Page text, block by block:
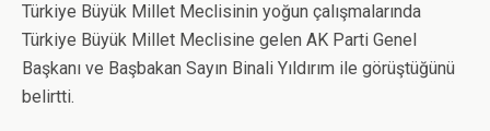
Türkiye Büyük Millet Meclisinin yoğun çalışmalarında
Türkiye Büyük Millet Meclisine gelen AK Parti Genel
Başkanı ve Başbakan Sayın Binali Yıldırım ile görüştüğünü
belirtti.